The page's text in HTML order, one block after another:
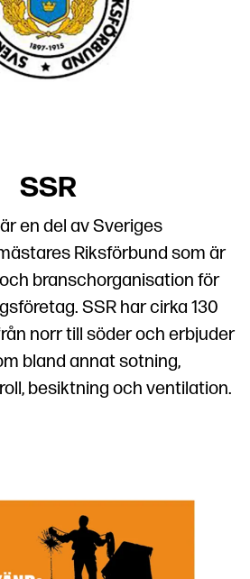
SSR
en del av Sveriges
Riksförbund som är
branschorganisation för
SSR har cirka 130
norr till söder och erbjuder
bland annat sotning,
besiktning och ventilation.